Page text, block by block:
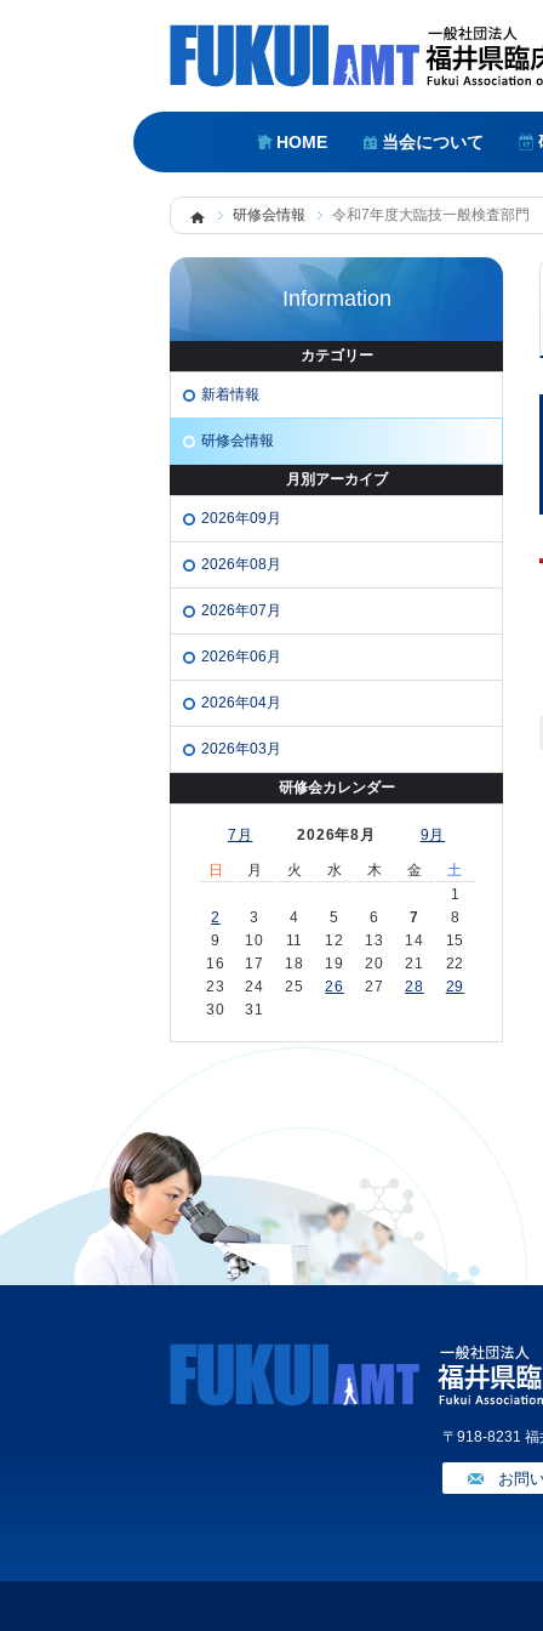
HOME 当会について
研修会情報 令和7年度大臨技一般検査部門
Information
カテゴリー
新着情報
研修会情報
月別アーカイブ
2026年09月
2026年08月
2026年07月
2026年06月
2026年04月
2026年03月
研修会カレンダー
7月 2026年8月 9月
日 月 火 水 木 金
土
1
2
3 4 5 6 7
8
9
10 11 12 13 14
15
16
17 18 19 20 21
22
23
24 25 26 27 28
29
30
31
〒918-8231 福
お問